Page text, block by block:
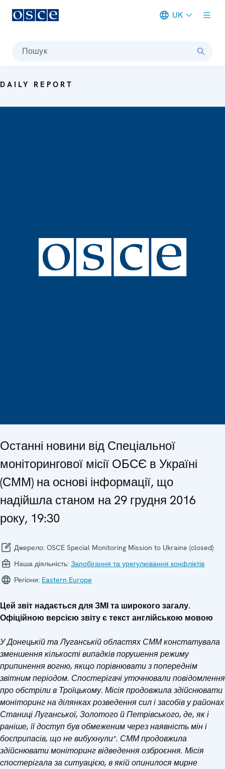
UK
Пошук
DAILY REPORT
Останні новини від Спеціальної
моніторингової місії ОБСЄ в Україні
(СММ) на основі інформації, що
надійшла станом на 29 грудня 2016
року, 19:30
Джерело: OSCE Special Monitoring Mission to Ukraine (closed)
Наша діяльність: Запобігання та урегулювання конфліктів
Регіони: Eastern Europe
Цей звіт надається для ЗМІ та широкого загалу.
Офіційною версією звіту є текст англійською мовою
У Донецькій та Луганській областях СММ констатувала
зменшення кількості випадків порушення режиму
припинення вогню, якщо порівнювати з попереднім
звітним періодом. Спостерігачі уточнювали повідомлення
про обстріли в Троїцькому. Місія продовжила здійснювати
моніторинг на ділянках розведення сил і засобів у районах
Станиці Луганської, Золотого й Петрівського, де, як і
раніше, її доступ був обмеженим через наявність мін і
боєприпасів, що не вибухнули*. СММ продовжила
здійснювати моніторинг відведення озброєння. Місія
спостерігала за ситуацією, в якій опинилося мирне